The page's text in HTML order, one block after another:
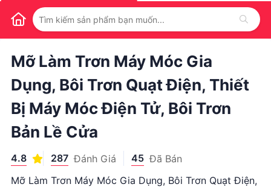
1 / 1
Mỡ Làm Trơn Máy Móc Gia
Dụng, Bôi Trơn Quạt Điện, Thiết
Bị Máy Móc Điện Tử, Bôi Trơn
Bản Lề Cửa
4.8 287 Đánh Giá 45 Đã Bán
Mỡ Làm Trơn Máy Móc Gia Dụng, Bôi Trơn Quạt Điện,